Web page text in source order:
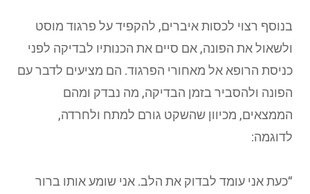
בנוסף רצוי לכסות איברים, להקפיד על פרגוד מוסט
ולשאול את הפונה, אם סיים את הכנותיו לבדיקה לפני
כניסת הרופא אל מאחורי הפרגוד. הם מציעים לדבר עם
הפונה ולהסביר בזמן הבדיקה, מה נבדק ומהם
הממצאים, מכיוון שהשקט גורם למתח ולחרדה,
לדוגמה:
“כעת אני עומד לבדוק את הלב. אני שומע אותו ברור